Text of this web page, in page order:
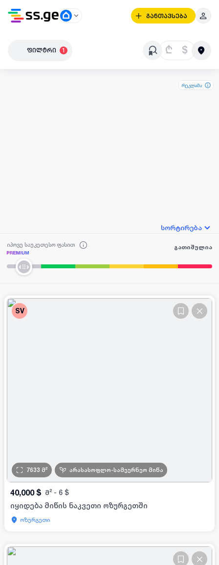
განთავსება
ფილტრი 1 ₾ $
რეკლამა
სორტირება
იპოვე საუკეთესო ფასით გათიშულია
SV
7633 მ² არასასოფლო-სამეურნეო მიწა
40,000 $ მ² - 6 $
იყიდება მიწის ნაკვეთი ოზურგეთში
ოზურგეთი